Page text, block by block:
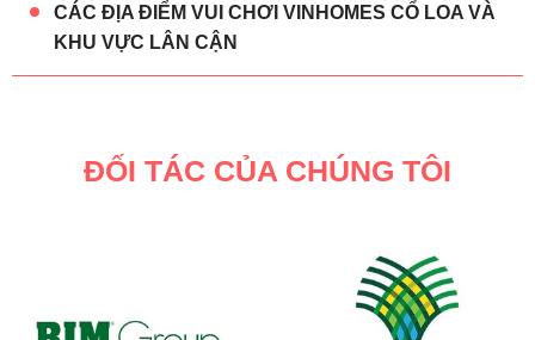
CÁC ĐỊA ĐIỂM VUI CHƠI VINHOMES CỔ LOA VÀ
KHU VỰC LÂN CẬN
ĐỐI TÁC CỦA CHÚNG TÔI